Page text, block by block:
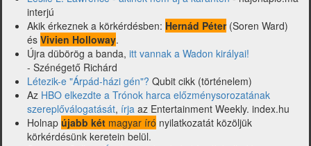
interjú
Akik érkeznek a körkérdésben: Hernád Péter(Soren Ward)
és Vivien Holloway.
Újra dübörög a banda, itt vannak a Wadon királyai!
- Szénégető Richárd
Létezik-e "Árpád-házi gén"? Qubit cikk (történelem)
Az HBO elkezdte a Trónok harca előzménysorozatának
szereplőválogatását, írja az Entertainment Weekly. index.hu
Holnap újabb két magyar író nyilatkozatát közöljük
körkérdésünk keretein belül.